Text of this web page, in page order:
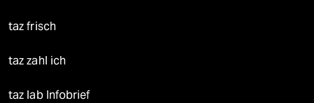
taz frisch
taz zahl ich
taz lab Infobrief